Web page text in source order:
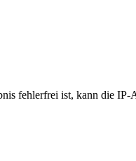
fehlerfrei ist, kann die IP-